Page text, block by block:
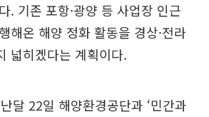
. 기존 포항·광양 등 사업장 인근
해온 해양 정화 활동을 경상·전라
넓히겠다는 계획이다.
달 22일 해양환경공단과 ‘민간과